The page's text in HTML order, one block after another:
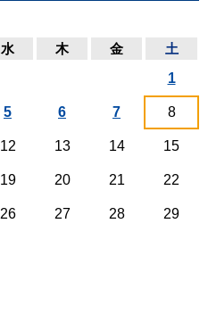
水 木 金 土
1
5 6 7 8
12 13 14 15
19 20 21 22
26 27 28 29